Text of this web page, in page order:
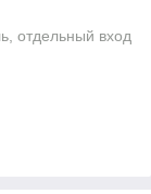
отдельный вход